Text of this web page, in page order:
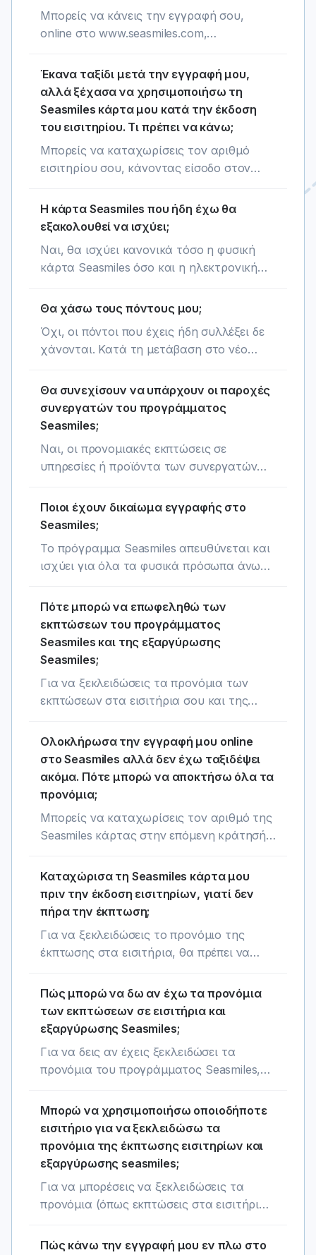
μετά την εγγραφή σου στο Seasmiles, θα
ξεκλειδώσεις ακόμη περισσότερα
και δικαίωμα εξαργύρωσης των seasmiles
σου. Απλά θυμήσου να χρησιμοποιήσεις
τη Seasmiles κάρτα σου κατά την έκδοση
του εισιτηρίου σου.
Μπορείς να κάνεις την εγγραφή σου,
online στο www.seasmiles.com,
hellenicseaways.gr, anek.gr ή μέσω του
seamore app. Μπορείς επίσης να κάνεις
την εγγραφή σου εν πλω στα Seasmiles
Kiosks και στο portal @sea.
Έκανα ταξίδι μετά την εγγραφή μου,
αλλά ξέχασα να χρησιμοποιήσω τη
Seasmiles κάρτα μου κατά την έκδοση
του εισιτηρίου. Τι πρέπει να κάνω;
Μπορείς να καταχωρίσεις τον αριθμό
εισιτηρίου σου, κάνοντας είσοδο στον
seasmiles.com, στην ενότητα «Καταχωρώ
Seasmiles».
Η κάρτα Seasmiles που ήδη έχω θα
εξακολουθεί να ισχύει;
Ναι, θα ισχύει κανονικά τόσο η φυσική
κάρτα Seasmiles όσο και η ηλεκτρονική
ανήκεις.
Θα χάσω τους πόντους μου;
Όχι, οι πόντοι που έχεις ήδη συλλέξει δε
χάνονται. Κατά τη μετάβαση στο νέο
πόντων σου θα μετατραπεί αυτόματα σε
seasmiles συλλογής, με αναλογία 1 πόντος
= 3 seasmiles. Αν για παράδειγμα είχες 100
μετατραπούν σε 300 seasmiles συλλογής.
Θα συνεχίσουν να υπάρχουν οι παροχές
συνεργατών του προγράμματος
Seasmiles;
Ναι, οι προνομιακές εκπτώσεις σε
υπηρεσίες ή προϊόντα των συνεργατών
κάρτας Seasmiles. Για τις online αγορές, η
χρήση των κουπονιών των συνεργατών
εμφανίζονται στον λογαριασμό σου,
ανάλογα με την βαθμίδα της κάρτας σου.
Ποιοι έχουν δικαίωμα εγγραφής στο
Seasmiles;
Το πρόγραμμα Seasmiles απευθύνεται και
ισχύει για όλα τα φυσικά πρόσωπα άνω
Πότε μπορώ να επωφεληθώ των
εκπτώσεων του προγράμματος
Seasmiles και της εξαργύρωσης
Seasmiles;
Για να ξεκλειδώσεις τα προνόμια των
εκπτώσεων στα εισιτήρια σου και της
πραγματοποιήσει ένα ταξίδι με
ημερομηνία μεταγενέστερη ή ίση με την
εγγραφή σου στο Seasmiles.
Ολοκλήρωσα την εγγραφή μου online
στο Seasmiles αλλά δεν έχω ταξιδέψει
ακόμα. Πότε μπορώ να αποκτήσω όλα τα
προνόμια;
Μπορείς να καταχωρίσεις τον αριθμό της
Seasmiles κάρτας στην επόμενη κράτησή
ολοκλήρωση του ταξιδιού, να
ενεργοποιήσεις όλα τα προνόμια του
προγράμματος. Αν δεν δήλωσες τον
εισιτηρίου, μπορείς να τον προσθέσεις
εύκολα μέσω του www.seasmiles.com μετά
Καταχώρισα τη Seasmiles κάρτα μου
πριν την έκδοση εισιτηρίων, γιατί δεν
πήρα την έκπτωση;
Για να ξεκλειδώσεις το προνόμιο της
έκπτωσης στα εισιτήρια, θα πρέπει να
ταξίδι με ημερομηνία μεταγενέστερη ή ίση
με την εγγραφή σου στο Seasmiles.
Μπορείς να βρεις τις τρέχουσες
Πώς μπορώ να δω αν έχω τα προνόμια
των εκπτώσεων σε εισιτήρια και
εξαργύρωσης Seasmiles;
Για να δεις αν έχεις ξεκλειδώσει τα
προνόμια του προγράμματος Seasmiles,
λογαριασμό στο Seasmiles. Εκεί θα
πληροφορηθείς για τα προνόμια σου και
για ενέργειες που ίσως χρειαστεί να
κάνεις για να ξεκλειδώσεις όλα τα
Μπορώ να χρησιμοποιήσω οποιοδήποτε
εισιτήριο για να ξεκλειδώσω τα
προνόμια της έκπτωσης εισιτηρίων και
εξαργύρωσης seasmiles;
Για να μπορέσεις να ξεκλειδώσεις τα
προνόμια (όπως εκπτώσεις στα εισιτήρια
κερδίσεις seasmiles από το ταξίδι σου, τα
Πώς κάνω την εγγραφή μου εν πλω στο